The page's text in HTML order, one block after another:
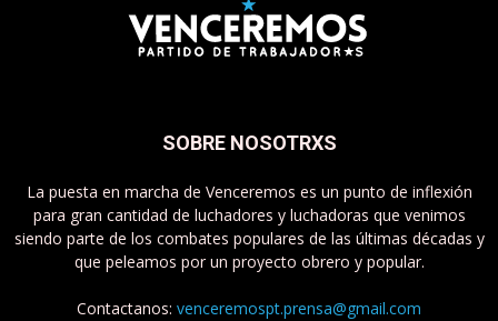
SOBRE NOSOTRXS
La puesta en marcha de Venceremos es un punto de inflexión
para gran cantidad de luchadores y luchadoras que venimos
siendo parte de los combates populares de las últimas décadas y
que peleamos por un proyecto obrero y popular.
Contactanos: venceremospt.prensa@gmail.com